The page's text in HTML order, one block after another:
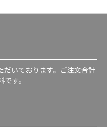
だいております。ご注文合計
す。